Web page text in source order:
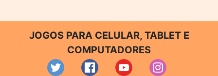
JOGOS PARA CELULAR, TABLET E
COMPUTADORES